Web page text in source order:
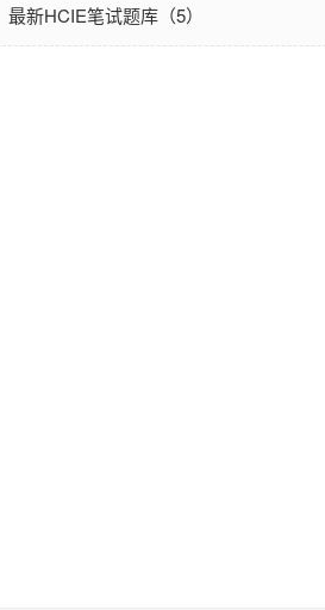
最新HCIE笔试题库（5）